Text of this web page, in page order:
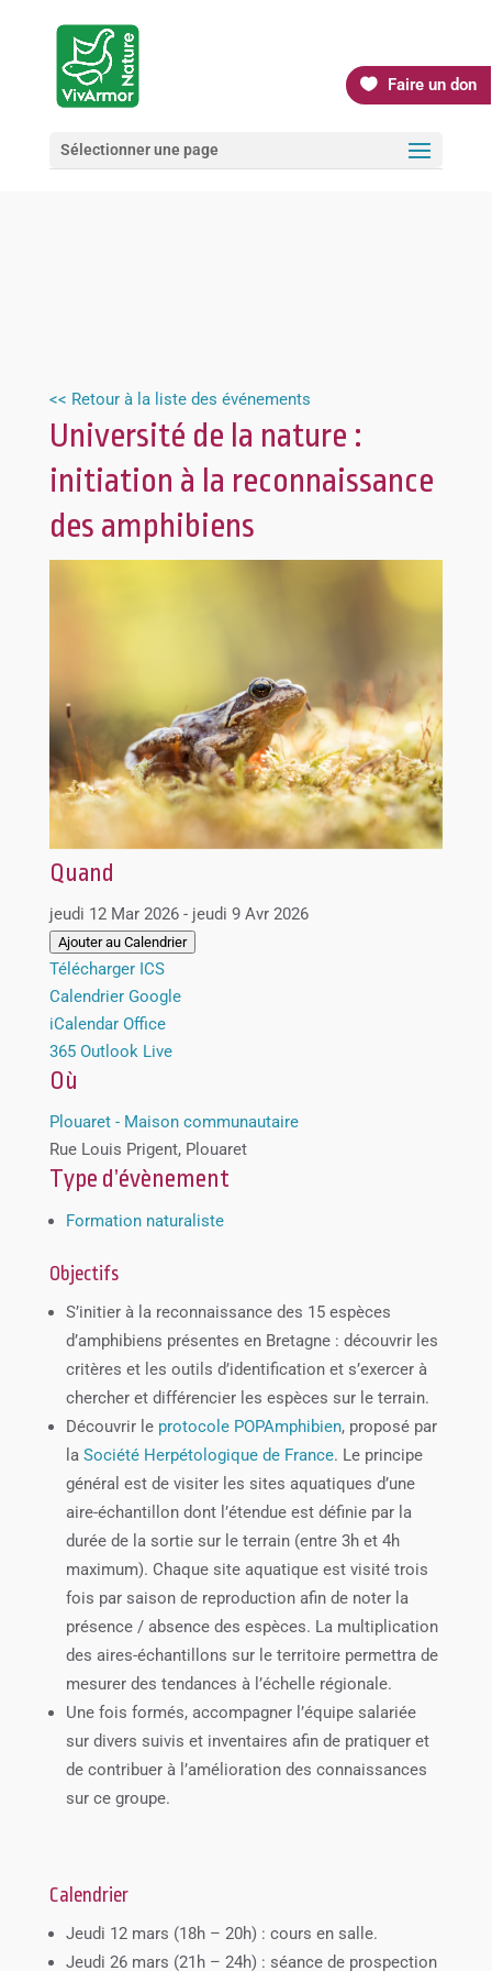
Faire un don
Sélectionner une page
<< Retour à la liste des événements
Université de la nature :
initiation à la reconnaissance
des amphibiens
Quand
jeudi 12 Mar 2026 - jeudi 9 Avr 2026
Ajouter au Calendrier
Télécharger ICS
Calendrier Google
iCalendar Office
365 Outlook Live
Où
Plouaret - Maison communautaire
Rue Louis Prigent, Plouaret
Type d’évènement
Formation naturaliste
Objectifs
S’initier à la reconnaissance des 15 espèces
d’amphibiens présentes en Bretagne : découvrir les
critères et les outils d’identification et s’exercer à
chercher et différencier les espèces sur le terrain.
Découvrir le protocole POPAmphibien, proposé par
la Société Herpétologique de France. Le principe
général est de visiter les sites aquatiques d’une
aire-échantillon dont l’étendue est définie par la
durée de la sortie sur le terrain (entre 3h et 4h
maximum). Chaque site aquatique est visité trois
fois par saison de reproduction afin de noter la
présence / absence des espèces. La multiplication
des aires-échantillons sur le territoire permettra de
mesurer des tendances à l’échelle régionale.
Une fois formés, accompagner l’équipe salariée
sur divers suivis et inventaires afin de pratiquer et
de contribuer à l’amélioration des connaissances
sur ce groupe.
Calendrier
Jeudi 12 mars (18h – 20h) : cours en salle.
Jeudi 26 mars (21h – 24h) : séance de prospection